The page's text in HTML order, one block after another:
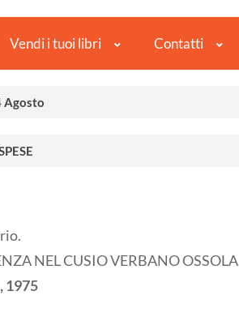
Vendi i tuoi libri Contatti
Agosto
NEL CUSIO VERBANO OSSOLA
1975